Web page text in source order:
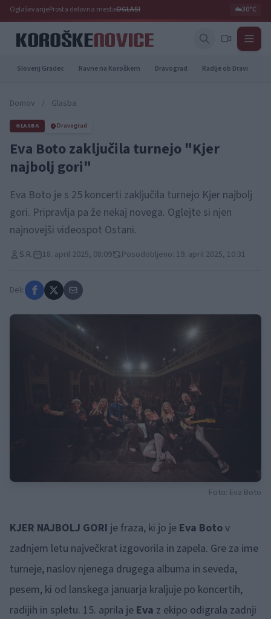
OglaševanjeProsta delovna mestaOGLASI ☁️30°C
Slovenj Gradec Ravne na Koroškem Dravograd Radlje ob Dravi
Domov / Glasba
GLASBA Dravograd
Eva Boto zaključila turnejo "Kjer
najbolj gori"
Eva Boto je s 25 koncerti zaključila turnejo Kjer najbolj
gori. Pripravlja pa že nekaj novega. Oglejte si njen
najnovejši videospot Ostani.
S.R. 18. april 2025, 08:09 Posodobljeno: 19. april 2025, 10:31
Deli:
Foto: Eva Boto
KJER NAJBOLJ GORI je fraza, ki jo je Eva Botov
zadnjem letu največkrat izgovorila in zapela. Gre za ime
turneje, naslov njenega drugega albuma in seveda,
pesem, ki od lanskega januarja kraljuje po koncertih,
radijih in spletu. 15. aprila je Eva z ekipo odigrala zadnji